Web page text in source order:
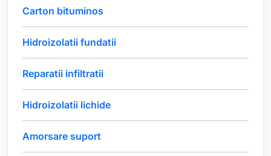
Carton bituminos
Hidroizolatii fundatii
Reparatii infiltratii
Hidroizolatii lichide
Amorsare suport